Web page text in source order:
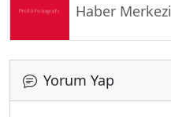
Haber Merkezi
Yorum Yap